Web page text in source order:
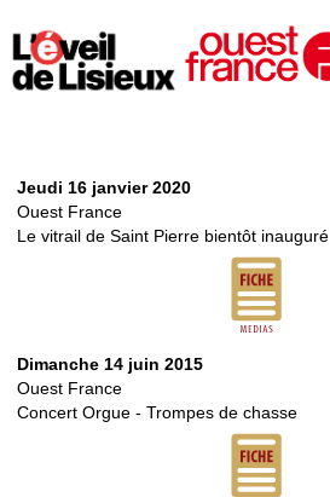
Jeudi 16 janvier 2020
Ouest France
Le vitrail de Saint Pierre bientôt inauguré
Dimanche 14 juin 2015
Ouest France
Concert Orgue - Trompes de chasse